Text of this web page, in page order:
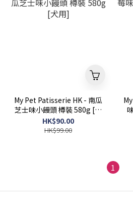
My Pet Patisserie HK - 南瓜
芝士味小饅頭 樽裝 580g [犬
用]
HK$90.00
HK$99.00
1